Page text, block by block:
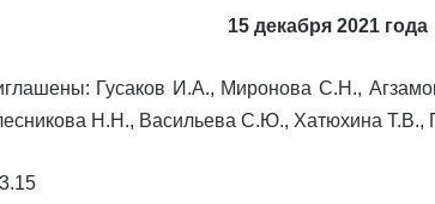
15 декабря 2021 года
Гусаков И.А., Миронова С.Н.,
Н.Н., Васильева С.Ю., Хатюхина